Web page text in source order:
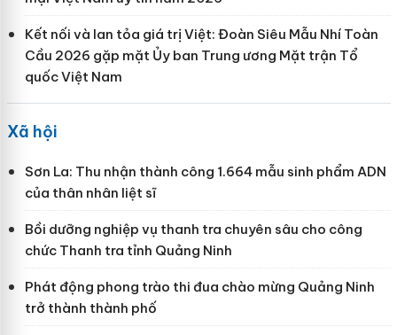
Kết nối và lan tỏa giá trị Việt: Đoàn Siêu Mẫu Nhí Toàn
Cầu 2026 gặp mặt Ủy ban Trung ương Mặt trận Tổ
quốc Việt Nam
Xã hội
Sơn La: Thu nhận thành công 1.664 mẫu sinh phẩm ADN
của thân nhân liệt sĩ
Bồi dưỡng nghiệp vụ thanh tra chuyên sâu cho công
chức Thanh tra tỉnh Quảng Ninh
Phát động phong trào thi đua chào mừng Quảng Ninh
trở thành thành phố